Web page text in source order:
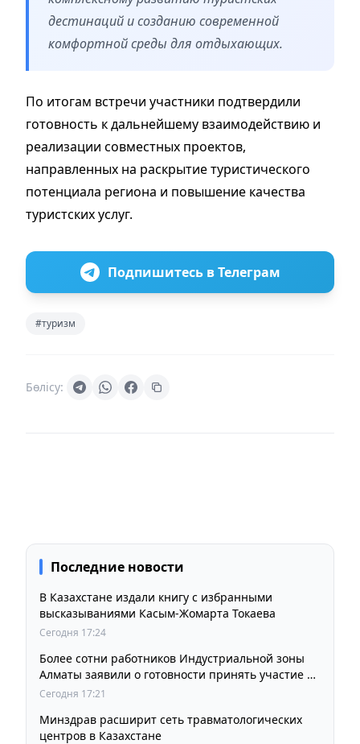
дестинаций и созданию современной
комфортной среды для отдыхающих.
По итогам встречи участники подтвердили
готовность к дальнейшему взаимодействию и
реализации совместных проектов,
направленных на раскрытие туристического
потенциала региона и повышение качества
туристских услуг.
Подпишитесь в Телеграм
#туризм
Бөлісу:
Последние новости
В Казахстане издали книгу с избранными
высказываниями Касым-Жомарта Токаева
Сегодня 17:24
Более сотни работников Индустриальной зоны
Алматы заявили о готовности принять участие в
выборах членов Курылтая
Сегодня 17:21
Минздрав расширит сеть травматологических
центров в Казахстане